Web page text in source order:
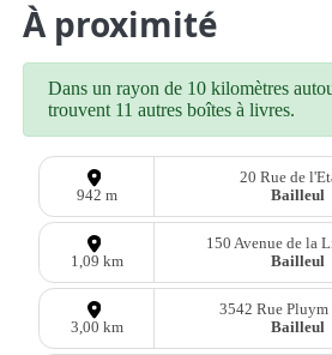
À proximité
Dans un rayon de 10 kilomètres
trouvent 11 autres boîtes à livres.
942 m
20 Rue de
Bailleul
1,09 km
150 Avenue de la
Bailleul
3,00 km
3542 Rue Pluym
Bailleul